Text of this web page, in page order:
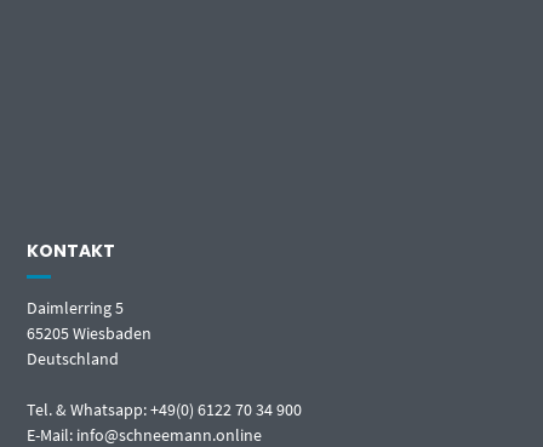
KONTAKT
Daimlerring 5
65205 Wiesbaden
Deutschland
Tel. & Whatsapp: +49(0) 6122 70 34 900
E-Mail: info@schneemann.online